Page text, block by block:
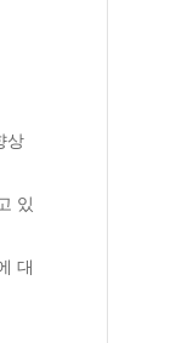
상
있
대